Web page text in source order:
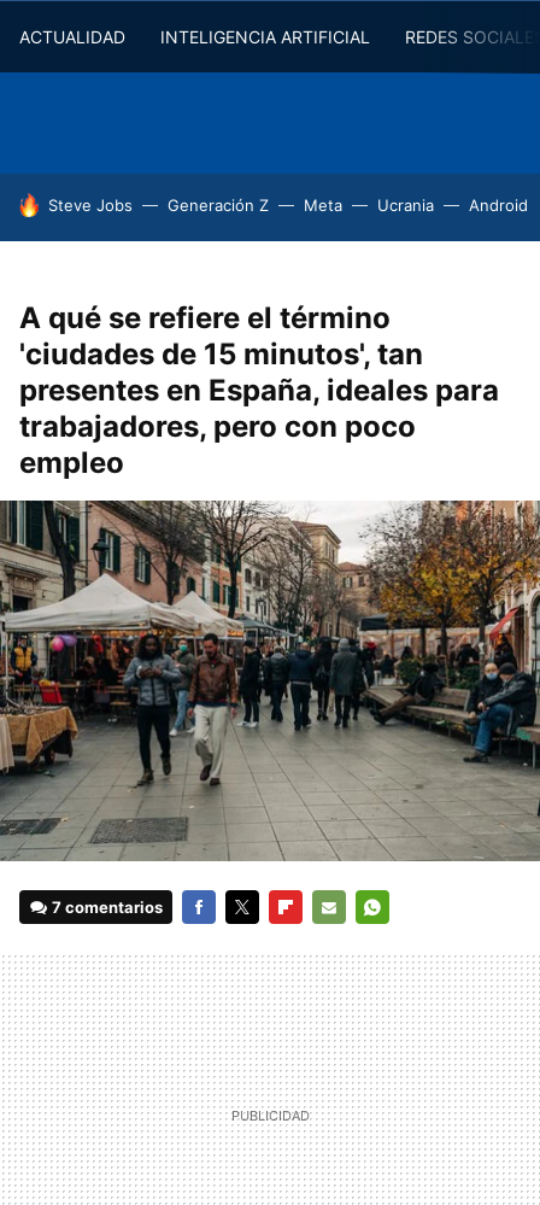
ACTUALIDAD INTELIGENCIA ARTIFICIAL REDES
HOY SE HABLA DE
Steve Jobs Generación Z Meta Ucrania Android
A qué se refiere el término
'ciudades de 15 minutos', tan
presentes en España, ideales para
trabajadores, pero con poco
empleo
7 comentarios
MAIL